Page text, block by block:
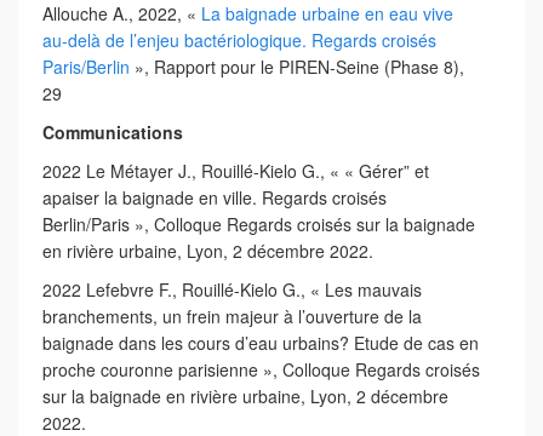
Allouche A., 2022, « La baignade urbaine en eau vive
au-delà de l’enjeu bactériologique. Regards croisés
Paris/Berlin », Rapport pour le PIREN-Seine (Phase 8),
29
Communications
2022 Le Métayer J., Rouillé-Kielo G., « « Gérer” et
apaiser la baignade en ville. Regards croisés
Berlin/Paris », Colloque Regards croisés sur la baignade
en rivière urbaine, Lyon, 2 décembre 2022.
2022 Lefebvre F., Rouillé-Kielo G., « Les mauvais
branchements, un frein majeur à l’ouverture de la
baignade dans les cours d’eau urbains? Etude de cas en
proche couronne parisienne », Colloque Regards croisés
sur la baignade en rivière urbaine, Lyon, 2 décembre
2022.